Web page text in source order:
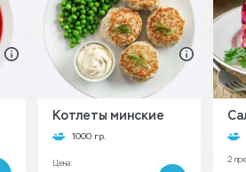
Котлеты минские
1000 гр.
Цена: 2